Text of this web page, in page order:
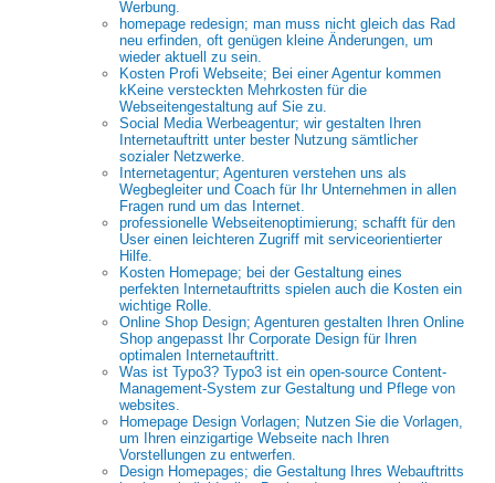
Werbung.
homepage redesign; man muss nicht gleich das Rad
neu erfinden, oft genügen kleine Änderungen, um
wieder aktuell zu sein.
Kosten Profi Webseite; Bei einer Agentur kommen
kKeine versteckten Mehrkosten für die
Webseitengestaltung auf Sie zu.
Social Media Werbeagentur; wir gestalten Ihren
Internetauftritt unter bester Nutzung sämtlicher
sozialer Netzwerke.
Internetagentur; Agenturen verstehen uns als
Wegbegleiter und Coach für Ihr Unternehmen in allen
Fragen rund um das Internet.
professionelle Webseitenoptimierung; schafft für den
User einen leichteren Zugriff mit serviceorientierter
Hilfe.
Kosten Homepage; bei der Gestaltung eines
perfekten Internetauftritts spielen auch die Kosten ein
wichtige Rolle.
Online Shop Design; Agenturen gestalten Ihren Online
Shop angepasst Ihr Corporate Design für Ihren
optimalen Internetauftritt.
Was ist Typo3? Typo3 ist ein open-source Content-
Management-System zur Gestaltung und Pflege von
websites.
Homepage Design Vorlagen; Nutzen Sie die Vorlagen,
um Ihren einzigartige Webseite nach Ihren
Vorstellungen zu entwerfen.
Design Homepages; die Gestaltung Ihres Webauftritts